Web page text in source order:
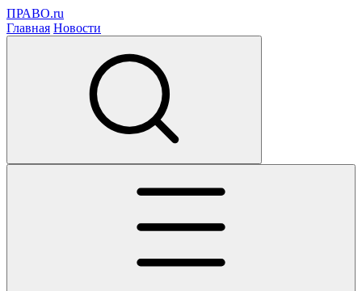
ПРАВО.ru
Главная Новости